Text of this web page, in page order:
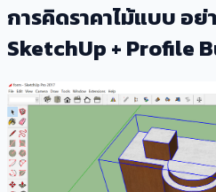
การคิดราคาไม้แบบ อย่
SketchUp + Profile